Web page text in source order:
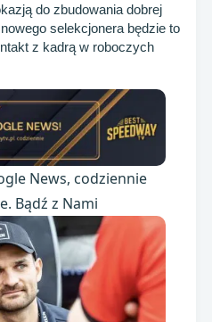
do zbudowania dobrej
selekcjonera będzie to
z kadrą w roboczych
News, codziennie
Bądź z Nami